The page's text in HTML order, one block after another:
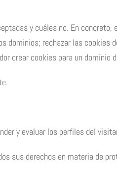
y cuáles no. En concreto,
dominios; rechazar las cookies
crear cookies para un dominio
y evaluar los perfiles del
sus derechos en materia de